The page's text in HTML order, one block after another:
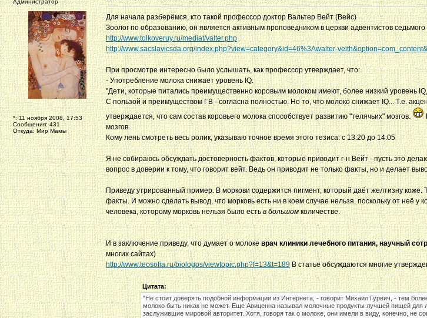
Администратор
*: 11 ноября 2008, 17:53
Сообщения: 431
Откуда: Мир Мамы
Для начала разберёмся, кто такой профессор доктор Вальтер Вейт (Вейс)
Зоолог по образованию, он является активным проповедником в церкви адвентистов
http://www.tolkoveruy.ru/mediat/valter.php
http://www.sacslavicsda.org/index.php?view=category&id=46%3Awalter-
При просмотре интересно было услышать, как профессор утверждает, что:
- Употребление молока снижает уровень IQ.
"Дети, которые питались преимущественно коровьим молоком имеют, более низкий уровень
С пользой и преимуществом ГВ - согласна полностью. Но то, что молоко снижает IQ... Т.е.
утверждается, что сам состав коровьего молока способствует развитию "телячьих" мозгов.
мозгов.
Кому лень смотреть весь ролик, указываю точное время этого тезиса: с 13:20 до 14:05
Я не собираюсь обсуждать достоверность фактов, которые приводит г-н Вейт - пусть это
вопрос в доверии к тому, что говорит вейт. Ведь он приводит не только факты, но и делает
Приведу утрированный пример. В моркови содержится пигмент, который даёт желтизну
факты. И можно сделать вывод, что морковь есть ни в коем случае нельзя, поскольку от неё у
человека, которому морковь нельзя было естьв большомколичестве.
И в заключение приведу, что думает о молокеврач клиники лечебного питания, научный
многих сайтах)
http://www.teosofia.ru/biologos/viewtopic.php?f=13&t=189В статье обсуждаются многие
Цитата:
"Не стоит доверять подобной информации из Интернета, - говорит Михаил Гурвич, - тем
молоко быть никак не может. Еще Авиценна называл молочные продукты лучшей пищей для
заслужившие мировой авторитет. Хотя, говоря так о молоке, они имели в виду, конечно,